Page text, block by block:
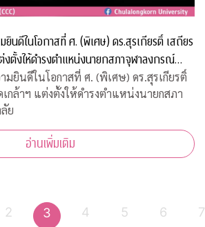
นดีในโอกาสที่ ศ. (พิเศษ) ดร.สุรเกียรติ์ เสถียร
งตั้งให้ดำรงตำแหน่งนายกสภาจุฬาลงกรณ์
มยินดีในโอกาสที่ ศ. (พิเศษ) ดร.สุรเกียรติ์
เกล้าฯ แต่งตั้งให้ดำรงตำแหน่งนายกสภา
ย
อ่านเพิ่มเติม
2 3 4 5 6 7